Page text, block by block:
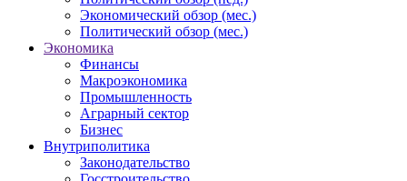
Экономический обзор (мес.)
Политический обзор (мес.)
Экономика
Финансы
Макроэкономика
Промышленность
Аграрный сектор
Бизнес
Внутриполитика
Законодательство